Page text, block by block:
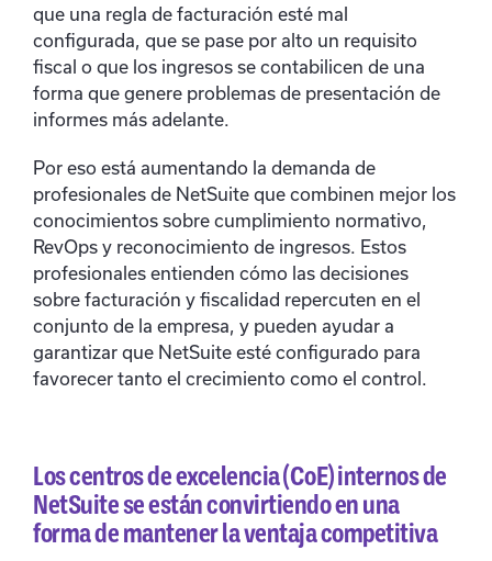
que una regla de facturación esté mal
configurada, que se pase por alto un requisito
fiscal o que los ingresos se contabilicen de una
forma que genere problemas de presentación de
informes más adelante.
Por eso está aumentando la demanda de
profesionales de NetSuite que combinen mejor los
conocimientos sobre cumplimiento normativo,
RevOps y reconocimiento de ingresos. Estos
profesionales entienden cómo las decisiones
sobre facturación y fiscalidad repercuten en el
conjunto de la empresa, y pueden ayudar a
garantizar que NetSuite esté configurado para
favorecer tanto el crecimiento como el control.
Los centros de excelencia (CoE) internos de
NetSuite se están convirtiendo en una
forma de mantener la ventaja competitiva